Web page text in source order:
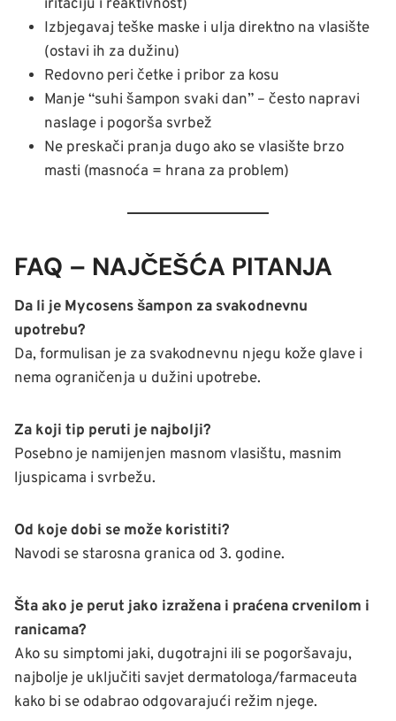
iritaciju i reaktivnost)
Izbjegavaj teške maske i ulja direktno na vlasište
(ostavi ih za dužinu)
Redovno peri četke i pribor za kosu
Manje “suhi šampon svaki dan” – često napravi
naslage i pogorša svrbež
Ne preskači pranja dugo ako se vlasište brzo
masti (masnoća = hrana za problem)
FAQ – NAJČEŠĆA PITANJA
Da li je Mycosens šampon za svakodnevnu
upotrebu?
Da, formulisan je za svakodnevnu njegu kože glave i
nema ograničenja u dužini upotrebe.
Za koji tip peruti je najbolji?
Posebno je namijenjen masnom vlasištu, masnim
ljuspicama i svrbežu.
Od koje dobi se može koristiti?
Navodi se starosna granica od 3. godine.
Šta ako je perut jako izražena i praćena crvenilom i
ranicama?
Ako su simptomi jaki, dugotrajni ili se pogoršavaju,
najbolje je uključiti savjet dermatologa/farmaceuta
kako bi se odabrao odgovarajući režim njege.